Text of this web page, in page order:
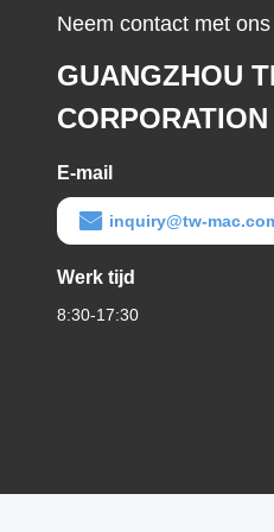
Neem contact met
GUANGZHOU
CORPORATION
E-mail
inquiry@tw-
Werk tijd
8:30-17:30